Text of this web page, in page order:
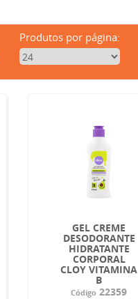
Produtos por página:
GEL CREME
DESODORANTE
HIDRATANTE
CORPORAL
CLOY VITAMINA
B
Código 22359